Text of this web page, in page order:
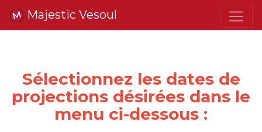
Majestic Vesoul
Sélectionnez les dates de
projections désirées dans le
menu ci-dessous :